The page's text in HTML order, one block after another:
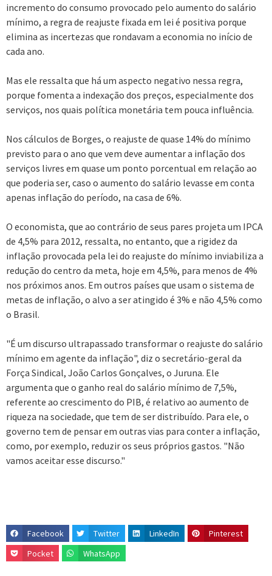
incremento do consumo provocado pelo aumento do salário
mínimo, a regra de reajuste fixada em lei é positiva porque
elimina as incertezas que rondavam a economia no início de
cada ano.
Mas ele ressalta que há um aspecto negativo nessa regra,
porque fomenta a indexação dos preços, especialmente dos
serviços, nos quais política monetária tem pouca influência.
Nos cálculos de Borges, o reajuste de quase 14% do mínimo
previsto para o ano que vem deve aumentar a inflação dos
serviços livres em quase um ponto porcentual em relação ao
que poderia ser, caso o aumento do salário levasse em conta
apenas inflação do período, na casa de 6%.
O economista, que ao contrário de seus pares projeta um IPCA
de 4,5% para 2012, ressalta, no entanto, que a rigidez da
inflação provocada pela lei do reajuste do mínimo inviabiliza a
redução do centro da meta, hoje em 4,5%, para menos de 4%
nos próximos anos. Em outros países que usam o sistema de
metas de inflação, o alvo a ser atingido é 3% e não 4,5% como
o Brasil.
"É um discurso ultrapassado transformar o reajuste do salário
mínimo em agente da inflação", diz o secretário-geral da
Força Sindical, João Carlos Gonçalves, o Juruna. Ele
argumenta que o ganho real do salário mínimo de 7,5%,
referente ao crescimento do PIB, é relativo ao aumento de
riqueza na sociedade, que tem de ser distribuído. Para ele, o
governo tem de pensar em outras vias para conter a inflação,
como, por exemplo, reduzir os seus próprios gastos. "Não
vamos aceitar esse discurso."
Facebook Twitter LinkedIn
Pinterest
Pocket
WhatsApp